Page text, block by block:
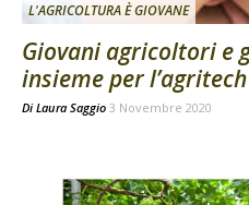
L'AGRICOLTURA È GIOVANE
Giovani agricoltori e
insieme per l’agritech
Di Laura Saggio 3 Novembre 2020